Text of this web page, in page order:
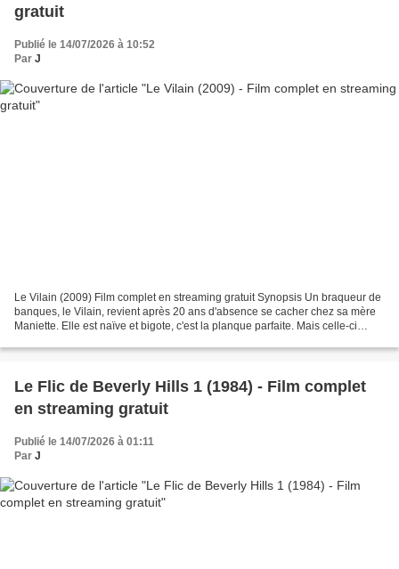
gratuit
Publié le 14/07/2026 à 10:52
Par J
Le Vilain (2009) Film complet en streaming gratuit Synopsis Un braqueur de
banques, le Vilain, revient après 20 ans d'absence se cacher chez sa mère
Maniette. Elle est naïve et bigote, c'est la planque parfaite. Mais celle-ci
Le Flic de Beverly Hills 1 (1984) - Film complet
en streaming gratuit
Publié le 14/07/2026 à 01:11
Par J